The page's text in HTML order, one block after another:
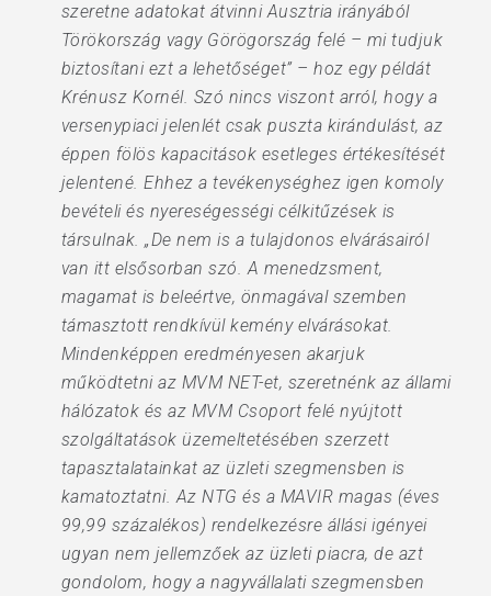
szeretne adatokat átvinni Ausztria irányából
Törökország vagy Görögország felé – mi tudjuk
biztosítani ezt a lehetőséget” – hoz egy példát
Krénusz Kornél. Szó nincs viszont arról, hogy a
versenypiaci jelenlét csak puszta kirándulást, az
éppen fölös kapacitások esetleges értékesítését
jelentené. Ehhez a tevékenységhez igen komoly
bevételi és nyereségességi célkitűzések is
társulnak. „De nem is a tulajdonos elvárásairól
van itt elsősorban szó. A menedzsment,
magamat is beleértve, önmagával szemben
támasztott rendkívül kemény elvárásokat.
Mindenképpen eredményesen akarjuk
működtetni az MVM NET-et, szeretnénk az állami
hálózatok és az MVM Csoport felé nyújtott
szolgáltatások üzemeltetésében szerzett
tapasztalatainkat az üzleti szegmensben is
kamatoztatni. Az NTG és a MAVIR magas (éves
99,99 százalékos) rendelkezésre állási igényei
ugyan nem jellemzőek az üzleti piacra, de azt
gondolom, hogy a nagyvállalati szegmensben